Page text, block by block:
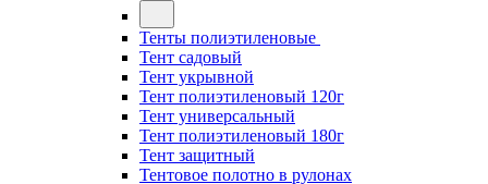
Тенты полиэтиленовые
Тент садовый
Тент укрывной
Тент полиэтиленовый 120г
Тент универсальный
Тент полиэтиленовый 180г
Тент защитный
Тентовое полотно в рулонах